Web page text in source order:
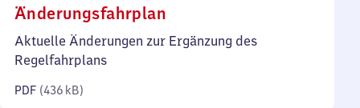
Änderungsfahrplan
436
Aktuelle Änderungen zur Ergänzung des
Regelfahrplans
PDF (436 kB)